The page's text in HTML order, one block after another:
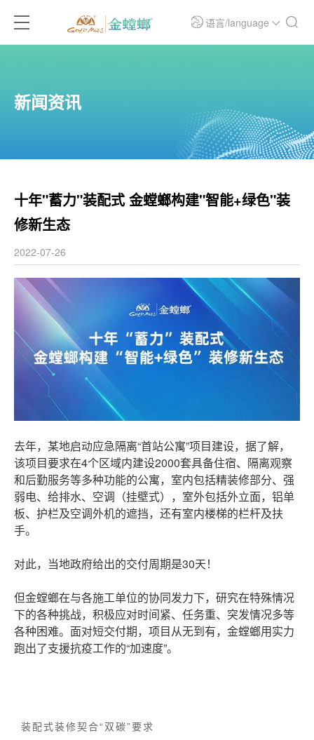
语言/language
新闻资讯
十年"蓄力"装配式 金螳螂构建"智能+绿色"装
修新生态
2022-07-26
去年，某地启动应急隔离“首站公寓”项目建设，据了解，
该项目要求在4个区域内建设2000套具备住宿、隔离观察
和后勤服务等多种功能的公寓，室内包括精装修部分、强
弱电、给排水、空调（挂壁式），室外包括外立面，铝单
板、护栏及空调外机的遮挡，还有室内楼梯的栏杆及扶
手。
对此，当地政府给出的交付周期是30天！
但金螳螂在与各施工单位的协同发力下，研究在特殊情况
下的各种挑战，积极应对时间紧、任务重、突发情况多等
各种困难。面对短交付期，项目从无到有，金螳螂用实力
跑出了支援抗疫工作的“加速度”。
装配式装修契合“双碳”要求